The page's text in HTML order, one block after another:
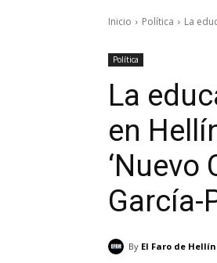
Inicio Política La
Política
La
en
‘Nuevo
García-
By El Faro de Hellín